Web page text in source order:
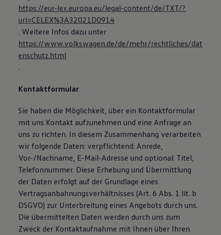
https://eur-lex.europa.eu/legal-content/de/TXT/?
uri=CELEX%3A32021D0914
. Weitere Infos dazu unter
https://www.volkswagen.de/de/mehr/rechtliches/dat
enschutz.html
.
Kontaktformular
Sie haben die Möglichkeit, über ein Kontaktformular
mit uns Kontakt aufzunehmen und eine Anfrage an
uns zu richten. In diesem Zusammenhang verarbeiten
wir folgende Daten: verpflichtend: Anrede,
Vor-/Nachname, E-Mail-Adresse und optional: Titel,
Telefonnummer. Diese Erhebung und Übermittlung
der Daten erfolgt auf der Grundlage eines
Vertragsanbahnungsverhältnisses (Art. 6 Abs. 1 lit. b
DSGVO) zur Unterbreitung eines Angebots durch uns.
Die übermittelten Daten werden durch uns zum
Zweck der Kontaktaufnahme mit Ihnen über Ihren